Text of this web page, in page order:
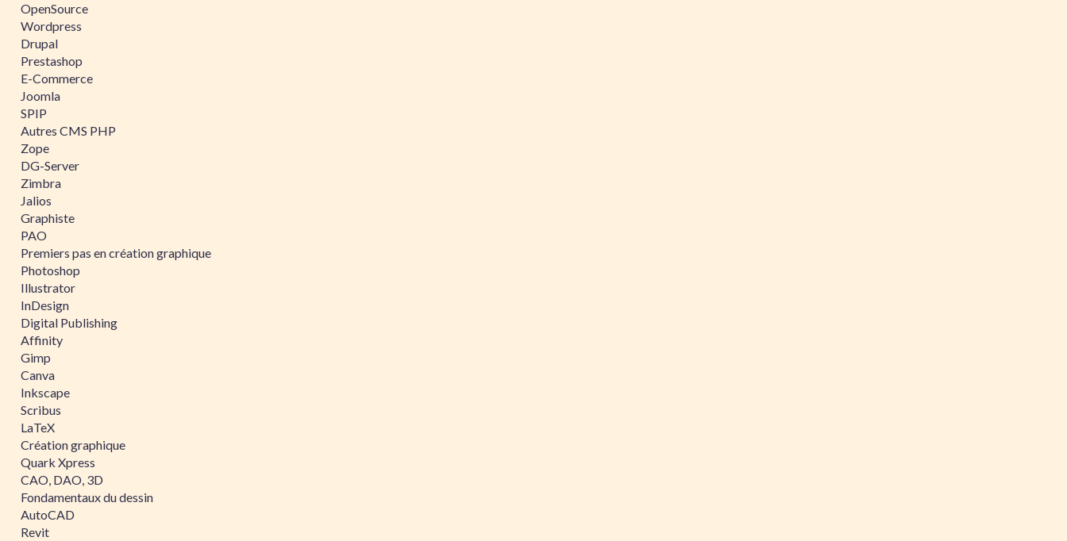
OpenSource
Wordpress
Drupal
Prestashop
E-Commerce
Joomla
SPIP
Autres CMS PHP
Zope
DG-Server
Zimbra
Jalios
Graphiste
PAO
Premiers pas en création graphique
Photoshop
Illustrator
InDesign
Digital Publishing
Affinity
Gimp
Canva
Inkscape
Scribus
LaTeX
Création graphique
Quark Xpress
CAO, DAO, 3D
Fondamentaux du dessin
AutoCAD
Revit